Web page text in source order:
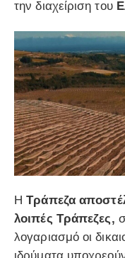
την διαχείριση του
ΗΤράπεζα
λοιπές Τράπεζες,
λογαριασμό οι
ιδρύματα